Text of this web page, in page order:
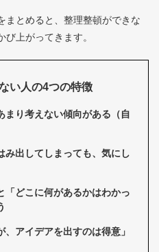
まとめると、整理整頓ができな
上がってきます。
い人の4つの特徴
まり考えない傾向がある（自
み出してしまっても、気にし
「どこに何があるかはわかっ
、アイデアを出すのは得意」